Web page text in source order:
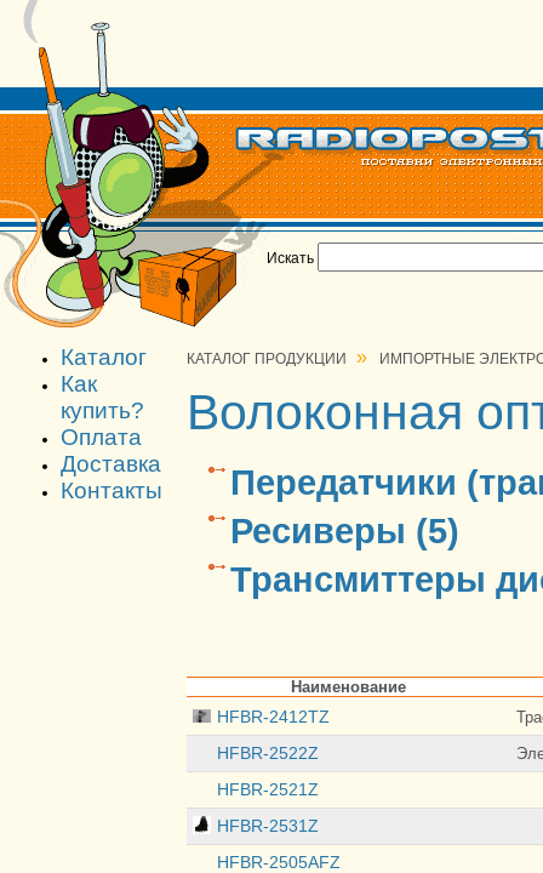
Искать
Каталог
Как
купить?
Оплата
Доставка
Контакты
КАТАЛОГ ПРОДУКЦИИ » ИМПОРТНЫЕ
Волоконная
Передатчики
Ресиверы (5)
Трансмиттеры
Наименование
HFBR-2412TZ
HFBR-2522Z
HFBR-2521Z
HFBR-2531Z
HFBR-2505AFZ